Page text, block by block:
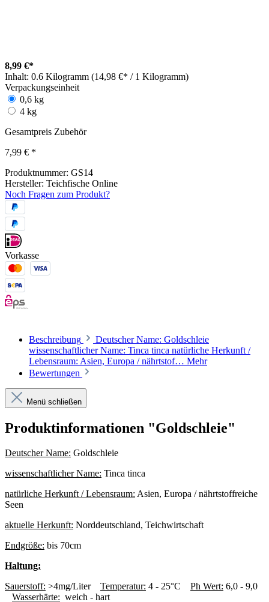
8,99 €*
Inhalt: 0.6 Kilogramm (14,98 €* / 1 Kilogramm)
Verpackungseinheit
0,6 kg
4 kg
Gesamtpreis Zubehör
7,99 € *
Produktnummer: GS14
Hersteller: Teichfische Online
Noch Fragen zum Produkt?
Vorkasse
Beschreibung
Deutscher Name: Goldschleie
wissenschaftlicher Name: Tinca tinca natürliche Herkunft /
Lebensraum: Asien, Europa / nährtstof… Mehr
Bewertungen
Menü schließen
Produktinformationen "Goldschleie"
Deutscher Name: Goldschleie
wissenschaftlicher Name: Tinca tinca
natürliche Herkunft / Lebensraum: Asien, Europa / nährtstoffreiche
Seen
aktuelle Herkunft: Norddeutschland, Teichwirtschaft
Endgröße: bis 70cm
Haltung:
Sauerstoff: >4mg/Liter Temperatur: 4 - 25°C Ph Wert: 6,0 - 9,0
Wasserhärte: weich - hart